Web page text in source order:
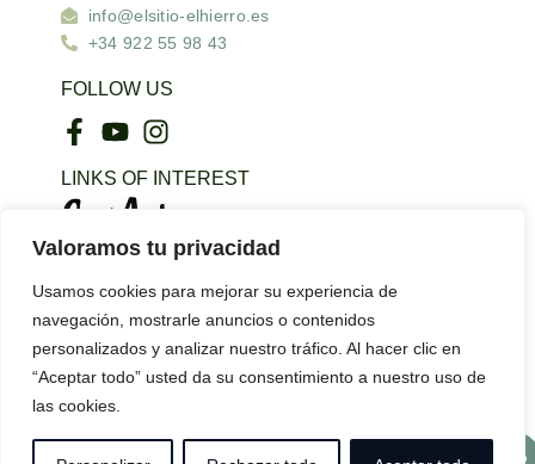
Valoramos tu privacidad
Usamos cookies para mejorar su experiencia de
navegación, mostrarle anuncios o contenidos
personalizados y analizar nuestro tráfico. Al hacer clic en
“Aceptar todo” usted da su consentimiento a nuestro uso de
las cookies.
info@elsitio-elhierro.es
+34 922 55 98 43
FOLLOW US
LINKS OF INTEREST
Bimbache.info
Dispute resolution |
Photographic material:unevisual.com